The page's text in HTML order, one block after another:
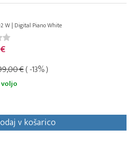
W | Digital Piano White
€( -13% )
v košarico